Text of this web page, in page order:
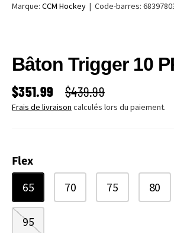
Marque: CCM Hockey | Code-barres:
Bâton Trigger 10
PRIX SOLDÉ
$351.99 PRIX HABITUEL
$439.99
Frais de livraison calculés lors du paiement.
Flex
65 70 75 80
95